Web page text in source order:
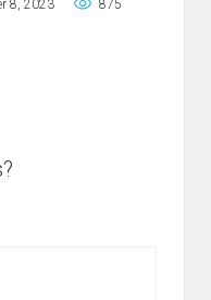
8, 2023 875